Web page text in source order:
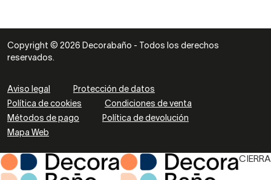
Copyright © 2026 Decorabaño - Todos los derechos
reservados.
Aviso legal
Protección de datos
Política de cookies
Condiciones de venta
Métodos de pago
Política de devolución
Mapa Web
CIERRA